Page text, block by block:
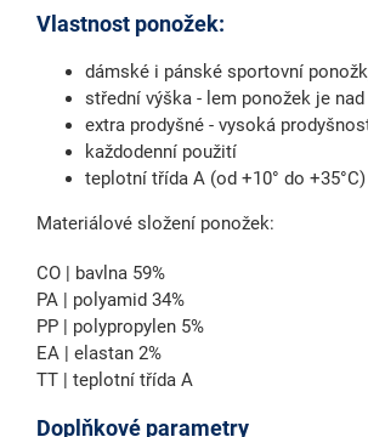
Vlastnost ponožek:
dámské i pánské sportovní
střední výška - lem ponožek je
extra prodyšné - vysoká
každodenní použití
teplotní třída A (od +10° do +35°C)
Materiálové složení ponožek:
CO | bavlna 59%
PA | polyamid 34%
PP | polypropylen 5%
EA | elastan 2%
TT | teplotní třída A
Doplňkové parametry